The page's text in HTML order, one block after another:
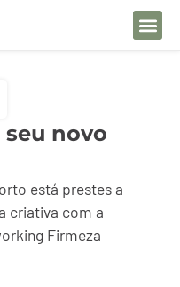
novo
está prestes a
criativa com a
Firmeza